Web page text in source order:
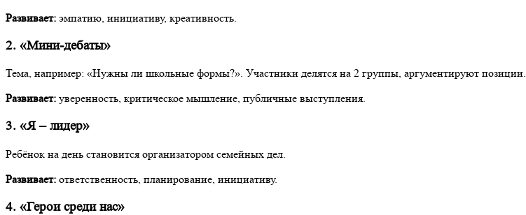
Развивает: эмпатию, инициативу, креативность.
2. «Мини-дебаты»
Тема, например: «Нужны ли школьные формы?». Участники делятся на 2 группы, аргументируют позиции.
Развивает: уверенность, критическое мышление, публичные выступления.
3. «Я – лидер»
Ребёнок на день становится организатором семейных дел.
Развивает: ответственность, планирование, инициативу.
4. «Герои среди нас»